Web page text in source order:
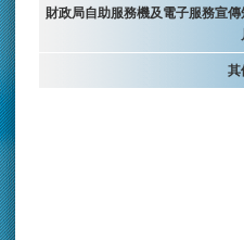
財政局自助服務機及電子服務宣傳
其